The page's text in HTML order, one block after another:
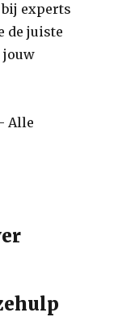
experts
de juiste
jouw
Alle